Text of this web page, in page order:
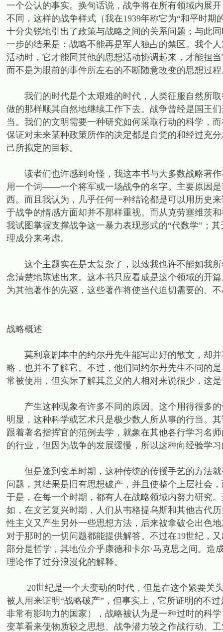
一个公认的事实。换句话说，战争将在所有领域内展
不同，这样的战争样式（我在1939年称它为“和平时
十分尖锐地引出了政策与战略之间的关系问题；与此
一步的结果是：战略不能再是军人独占的禁区。我个
活动时，它才能同其他的思想活动协调起来，才能担
而不是为眼前的事件所左右的不断随意改变的思想过程
我们的时代是个太艰难的时代，人类征服自然所取
做的那样顺其自然地继续工作下去。战争曾经是国王
当。我们的文明需要一种研究如何采取行动的科学，
保证对未来某种政策所作的决定都是自觉的和经过充
己所拟定的目标。
读者们也许感到奇怪，我这本书与大多数战略著作
用一个词——一个将军或一场战争的名字。主要原因
西。而且我认为，几乎任何一种结论都是可以用历史
于战争的情感方面却并不那样重视。而从克劳塞维茨
我试图掌握支撑战争这一暴力表现形式的“代数学”；
理成分来考虑。
这个主题实在是太复杂了，以致我也许不能如我所
念清楚地陈述出来。这本书只应看成是这个领域的开
为其他著作的先驱，这些著作将使当代迫切需要的、
战略概述
莫利哀剧本中的约尔丹先生能写出好的散文，却并
略，也并不了解它。不过，他们同约尔丹先生不同的
常被使用，但实际了解其意义的人相对来说很少，这
产生这种现象有许多不同的原因。这个用得很多的
明显，这种科学或艺术只是极少数人所从事的行当。
跟着著名指挥官的范例去学，就象在其他各行学习名
的行业，但因为战争的发展缓慢，所以这种向经验学
但是逢到变革时期，这种传统的传授手艺的方法就
问题，其结果是旧有思想破产，并且使整个上层社会
于是，在每一个时期，都有人在战略领域内努力研究
如，在文艺复兴时期，人们从韦格提乌斯和其他古代
性主义又产生另外一些思想方法，后来被拿破仑出色
对于那时的一切问题都能提供解答。不过在19世纪，
部分是哲学，其地位介乎康德和卡尔·马克思之间。造
理论作了过分浪漫化的解释。
20世纪是一个大变动的时代，但是在这个紧要关头
被人用来证明“战略破产”，但事实上，它所证明的不
非常有影响力的国家），战略被认为是一种过时的科
变革看来使物质较之思想、战争潜力较之作战行动、